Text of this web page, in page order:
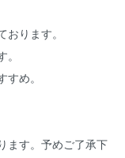
おります。
。
すめ。
ます。予めご了承下